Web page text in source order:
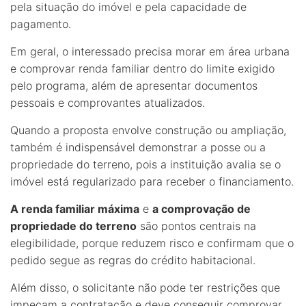
pela situação do imóvel e pela capacidade de
pagamento.
Em geral, o interessado precisa morar em área urbana
e comprovar renda familiar dentro do limite exigido
pelo programa, além de apresentar documentos
pessoais e comprovantes atualizados.
Quando a proposta envolve construção ou ampliação,
também é indispensável demonstrar a posse ou a
propriedade do terreno, pois a instituição avalia se o
imóvel está regularizado para receber o financiamento.
A renda familiar máxima e a comprovação de
propriedade do terreno são pontos centrais na
elegibilidade, porque reduzem risco e confirmam que o
pedido segue as regras do crédito habitacional.
Além disso, o solicitante não pode ter restrições que